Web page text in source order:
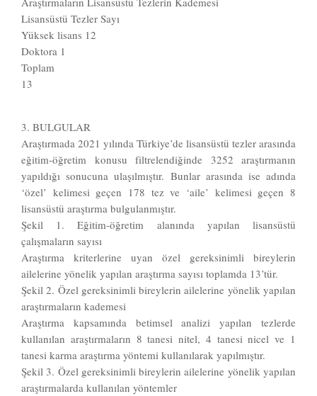
Lisansüstü Tezler Sayı
Yüksek lisans 12
Doktora 1
Toplam
13
3. BULGULAR
Araştırmada 2021 yılında Türkiye’de lisansüstü tezler arasında
eğitim-öğretim konusu filtrelendiğinde 3252 araştırmanın
yapıldığı sonucuna ulaşılmıştır. Bunlar arasında ise adında
‘özel’ kelimesi geçen 178 tez ve ‘aile’ kelimesi geçen 8
lisansüstü araştırma bulgulanmıştır.
Şekil 1. Eğitim-öğretim alanında yapılan lisansüstü
çalışmaların sayısı
Araştırma kriterlerine uyan özel gereksinimli bireylerin
ailelerine yönelik yapılan araştırma sayısı toplamda 13’tür.
Şekil 2. Özel gereksinimli bireylerin ailelerine yönelik yapılan
araştırmaların kademesi
Araştırma kapsamında betimsel analizi yapılan tezlerde
kullanılan araştırmaların 8 tanesi nitel, 4 tanesi nicel ve 1
tanesi karma araştırma yöntemi kullanılarak yapılmıştır.
Şekil 3. Özel gereksinimli bireylerin ailelerine yönelik yapılan
araştırmalarda kullanılan yöntemler